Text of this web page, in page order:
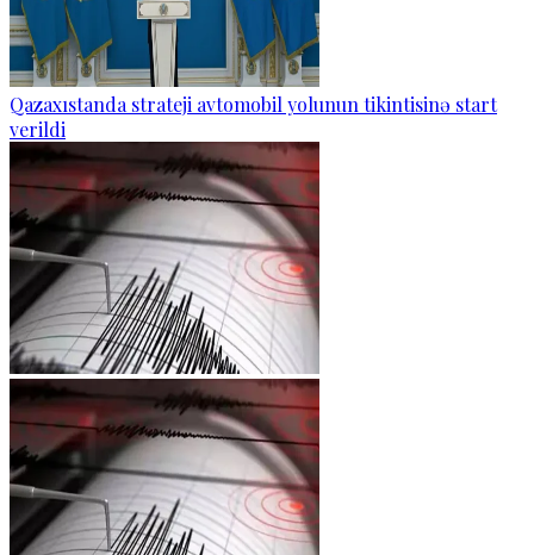
Qazaxıstanda strateji avtomobil yolunun tikintisinə start
verildi